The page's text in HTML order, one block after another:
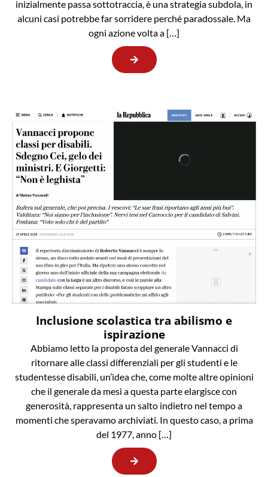
inizialmente passa sottotraccia, è una strategia subdola, in
alcuni casi potrebbe far sorridere perché paradossale. Ma
ogni azione volta a […]
Inclusione scolastica tra abilismo e
ispirazione
Abbiamo letto la proposta del generale Vannacci di
ritornare alle classi differenziali per gli studenti e le
studentesse disabili, un’idea che, come molte altre opinioni
che il generale da mesi a questa parte elargisce con
generosità, rappresenta un salto indietro nel tempo a
momenti che speravamo archiviati. In questo caso, a prima
del 1977, anno […]